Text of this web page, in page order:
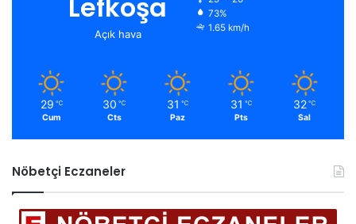
Lefkoşa
Açık hava
73%
1.65 km/h
29 ℃
Cum
30 ℃
Cts
31 ℃
Paz
31 ℃
Pts
32 ℃
Sal
Nöbetçi Eczaneler